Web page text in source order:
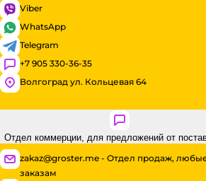
Viber
WhatsApp
Telegram
+7 905 330-36-35
Волгоград ул. Кольцевая 64
Отдел коммерции, для предложений от
zakaz@groster.me - Отдел продаж,
заказам